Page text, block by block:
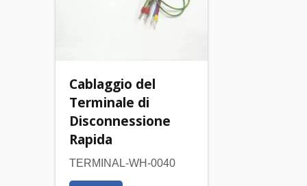
Cablaggio del
Terminale di
Disconnessione
Rapida
TERMINAL-WH-0040